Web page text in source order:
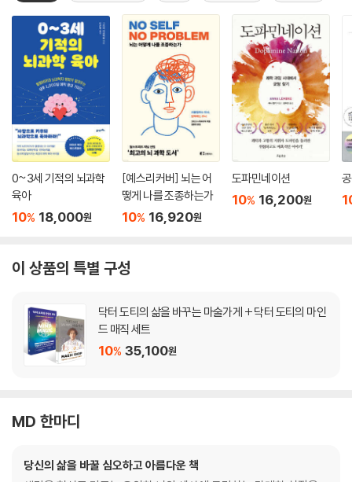
0~3세 기적의 뇌과학
육아
10% 18,000원
[예스리커버] 뇌는 어
떻게 나를 조종하는가
10% 16,920원
도파민네이션
10% 16,200원
이 상품의 특별 구성
닥터 도티의 삶을 바꾸는 마술가게 + 닥터 도티의 마인
드 매직 세트
10% 35,100원
MD 한마디
당신의 삶을 바꿀 심오하고 아름다운 책